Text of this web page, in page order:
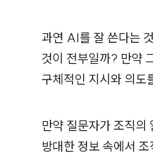
과연 AI를 잘 쓴다는
것이 전부일까? 만약
구체적인 지시와 의도
만약 질문자가 조직의
방대한 정보 속에서